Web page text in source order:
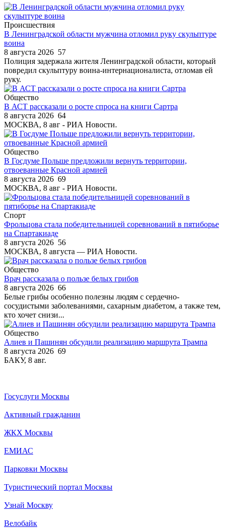
Происшествия
В Ленинградской области мужчина отломил руку скульптуре
воина
8 августа 2026 57
Полиция задержала жителя Ленинградской области, который
повредил скульптуру воина-интернационалиста, отломав ей
руку.
Общество
В АСТ рассказали о росте спроса на книги Сартра
8 августа 2026 64
МОСКВА, 8 авг - РИА Новости.
Общество
В Госдуме Польше предложили вернуть территории,
отвоеванные Красной армией
8 августа 2026 69
МОСКВА, 8 авг - РИА Новости.
Спорт
Фрольцова стала победительницей соревнований в пятиборье
на Спартакиаде
8 августа 2026 56
МОСКВА, 8 августа — РИА Новости.
Общество
Врач рассказала о пользе белых грибов
8 августа 2026 66
Белые грибы особенно полезны людям с сердечно-
сосудистыми заболеваниями, сахарным диабетом, а также тем,
кто хочет снизи...
Общество
Алиев и Пашинян обсудили реализацию маршрута Трампа
8 августа 2026 69
БАКУ, 8 авг.
Госуслуги Москвы
Активный гражданин
ЖКХ Москвы
ЕМИАС
Парковки Москвы
Туристический портал Москвы
Узнай Москву
Велобайк